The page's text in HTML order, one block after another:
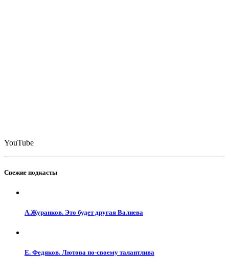
YouTube
Свежие подкасты
А.Журанков. Это будет другая Валиева
Е. Федяков. Лютова по-своему талантлива